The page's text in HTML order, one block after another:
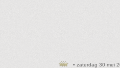
• zaterdag 30 mei